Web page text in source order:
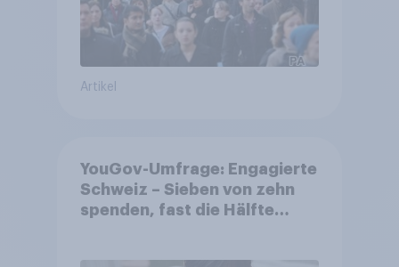
Artikel
YouGov-Umfrage: Engagierte
Schweiz – Sieben von zehn
spenden, fast die Hälfte